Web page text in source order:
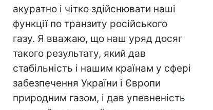
акуратно і чітко здійснювати наші
функції по транзиту російського
газу. Я вважаю, що наш уряд досяг
такого результату, який дав
стабільність і нашим країнам у сфері
забезпечення України і Європи
природним газом, і дав упевненість